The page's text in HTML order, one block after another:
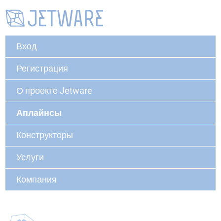
Вход
Регистрация
О проекте Jetware
Аплайнсы
Конструкторы
Услуги
Компания